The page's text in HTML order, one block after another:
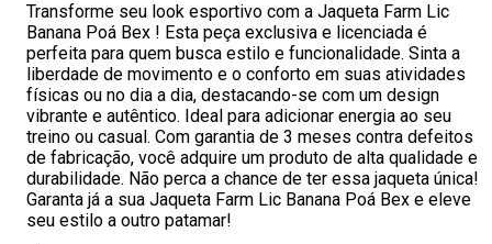
Transforme seu look esportivo com a Jaqueta Farm Lic
Banana Poá Bex ! Esta peça exclusiva e licenciada é
perfeita para quem busca estilo e funcionalidade. Sinta a
liberdade de movimento e o conforto em suas atividades
físicas ou no dia a dia, destacando-se com um design
vibrante e autêntico. Ideal para adicionar energia ao seu
treino ou casual. Com garantia de 3 meses contra defeitos
de fabricação, você adquire um produto de alta qualidade e
durabilidade. Não perca a chance de ter essa jaqueta única!
Garanta já a sua Jaqueta Farm Lic Banana Poá Bex e eleve
seu estilo a outro patamar!